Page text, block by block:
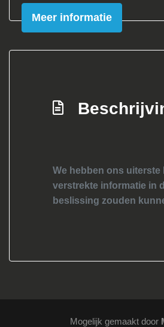
Meer informatie
We hebben ons uiterste
verstrekte informatie in
beslissing zouden
Mogelijk gemaakt door